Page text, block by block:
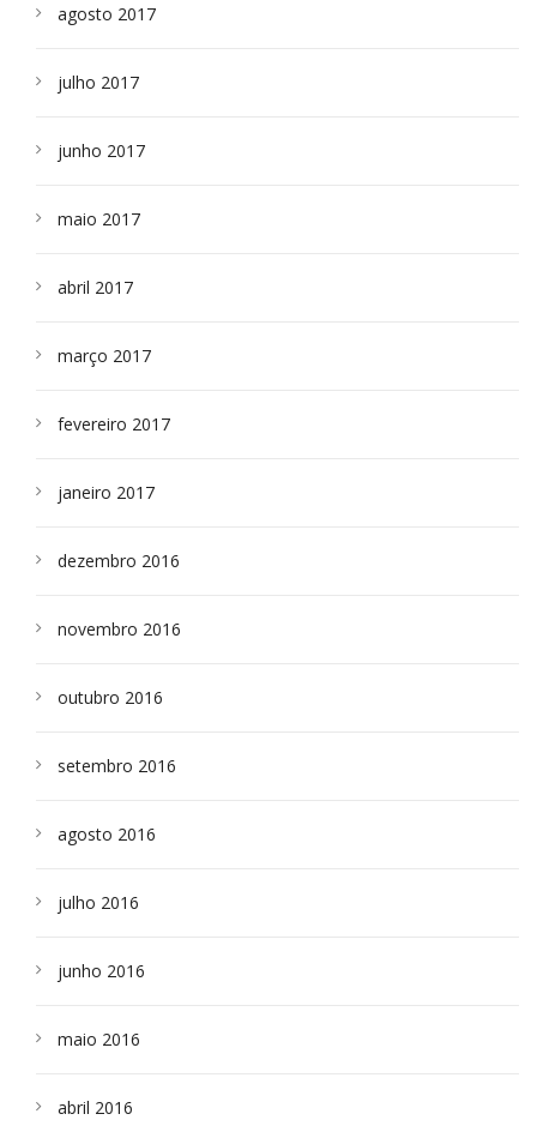
agosto 2017
julho 2017
junho 2017
maio 2017
abril 2017
março 2017
fevereiro 2017
janeiro 2017
dezembro 2016
novembro 2016
outubro 2016
setembro 2016
agosto 2016
julho 2016
junho 2016
maio 2016
abril 2016